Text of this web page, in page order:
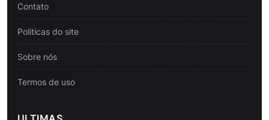
Contato
Politicas do site
Sobre nós
Termos de uso